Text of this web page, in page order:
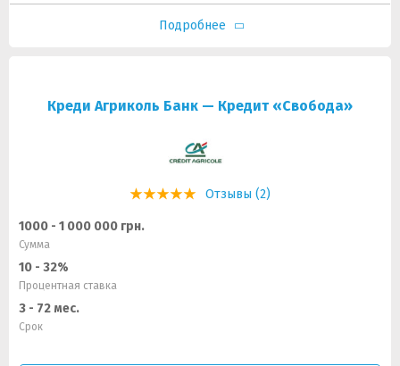
Подробнее
Креди Агриколь Банк — Кредит «Свобода»
Отзывы (2)
1000 - 1 000 000 грн.
Сумма
10 - 32%
Процентная ставка
3 - 72 мес.
Срок